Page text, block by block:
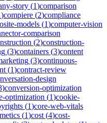
story (1)comparison
)compiere (2)compliance
models (1)computer-vision
comparison
(2)construction-
(3)containers (3)content
(3)continuous-
(1)contract-review
design
)conversion-optimization
optimization (1)cookie-
(1)core-web-vitals
(1)cost (4)cost-